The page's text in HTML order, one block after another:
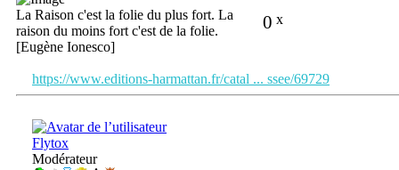
0 x
La Raison c'est la folie du plus fort. La
raison du moins fort c'est de la folie.
[Eugène Ionesco]
https://www.editions-harmattan.fr/catal ... ssee/69729
Flytox
Modérateur